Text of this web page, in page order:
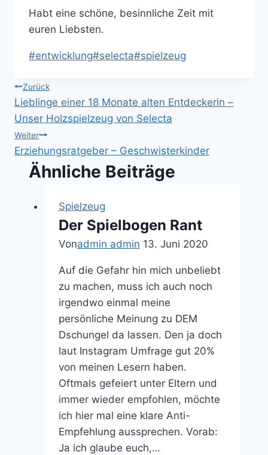
Habt eine schöne, besinnliche Zeit mit
euren Liebsten.
Schlagworte:
#entwicklung#selecta#spielzeug
Beitragsnavigation
Zurück
Lieblinge einer 18 Monate alten Entdeckerin –
Unser Holzspielzeug von Selecta
Weiter
Erziehungsratgeber – Geschwisterkinder
Ähnliche Beiträge
Spielzeug
Der Spielbogen Rant
Vonadmin admin 13. Juni 2020
Auf die Gefahr hin mich unbeliebt
zu machen, muss ich auch noch
irgendwo einmal meine
persönliche Meinung zu DEM
Dschungel da lassen. Den ja doch
laut Instagram Umfrage gut 20%
von meinen Lesern haben.
Oftmals gefeiert unter Eltern und
immer wieder empfohlen, möchte
ich hier mal eine klare Anti-
Empfehlung aussprechen. Vorab:
Ja ich glaube euch,…